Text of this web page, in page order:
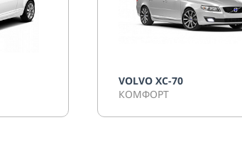
VOLVO XC-70
КОМФОРТ